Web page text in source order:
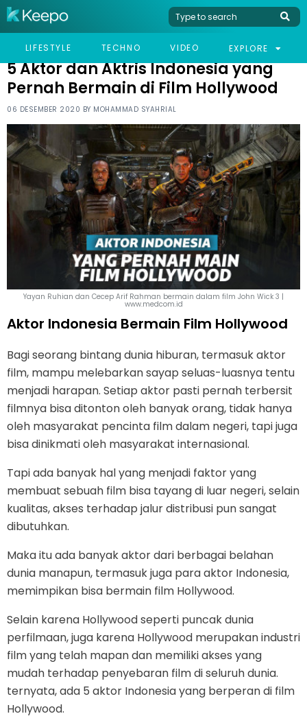
LIFESTYLE TECHNO VIDEO EXPLORE
HOME LIFESTYLE
5 AKTOR DAN AKTRIS INDONESIA YANG PERNAH BERMAIN DI
5 Aktor dan Aktris Indonesia yang
Pernah Bermain di Film Hollywood
06 DESEMBER 2020 BY MOHAMMAD SYAHRIAL
Yayan Ruhian dan Cecep Arif Rahman bermain dalam film John Wick 3 |
www.medcom.id
Aktor Indonesia Bermain Film Hollywood
Bagi seorang bintang dunia hiburan, termasuk aktor
film, mampu melebarkan sayap seluas-luasnya tentu
menjadi harapan. Setiap aktor pasti pernah terbersit
filmnya bisa ditonton oleh banyak orang, tidak hanya
oleh masyarakat pencinta film dalam negeri, tapi juga
bisa dinikmati oleh masyarakat internasional.
Tapi ada banyak hal yang menjadi faktor yang
membuat sebuah film bisa tayang di luar negeri, selain
kualitas, akses terhadap jalur distribusi pun sangat
dibutuhkan.
Maka itu ada banyak aktor dari berbagai belahan
dunia manapun, termasuk juga para aktor Indonesia,
memimpikan bisa bermain film Hollywood.
Selain karena Hollywood seperti puncak dunia
perfilmaan, juga karena Hollywood merupakan industri
film yang telah mapan dan memiliki akses yang
mudah terhadap penyebaran film di seluruh dunia.
ternyata, ada 5 aktor Indonesia yang berperan di film
Hollywood.